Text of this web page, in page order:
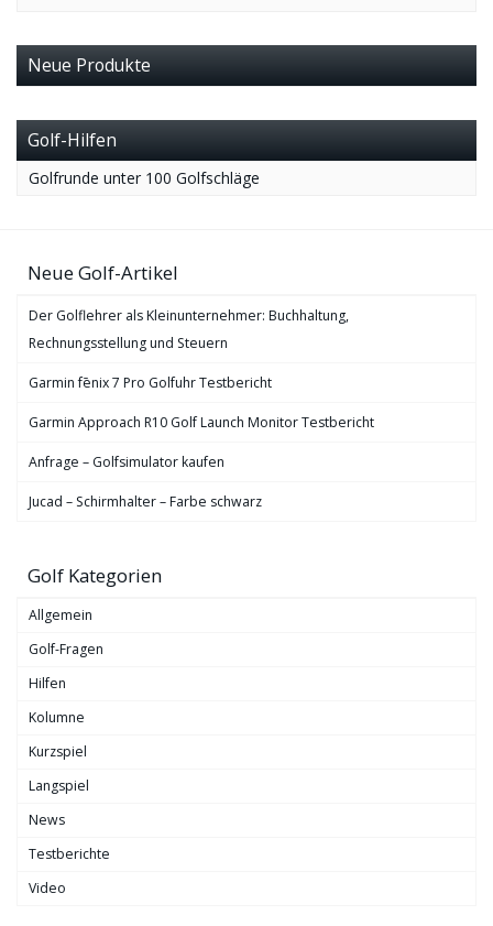
Neue Produkte
Golf-Hilfen
Golfrunde unter 100 Golfschläge
Neue Golf-Artikel
Der Golflehrer als Kleinunternehmer: Buchhaltung,
Rechnungsstellung und Steuern
Garmin fēnix 7 Pro Golfuhr Testbericht
Garmin Approach R10 Golf Launch Monitor Testbericht
Anfrage – Golfsimulator kaufen
Jucad – Schirmhalter – Farbe schwarz
Golf Kategorien
Allgemein
Golf-Fragen
Hilfen
Kolumne
Kurzspiel
Langspiel
News
Testberichte
Video